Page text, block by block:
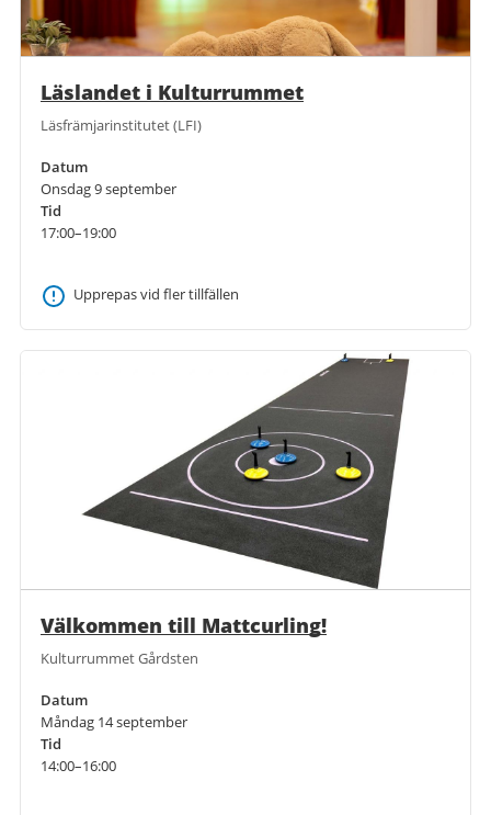
Läslandet i Kulturrummet
Läsfrämjarinstitutet (LFI)
Datum
Onsdag 9 september
Tid
17:00–19:00
Upprepas vid fler tillfällen
Välkommen till Mattcurling!
Kulturrummet Gårdsten
Datum
Måndag 14 september
Tid
14:00–16:00